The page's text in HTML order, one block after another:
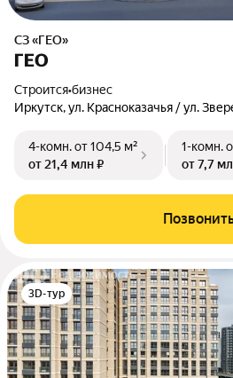
СЗ «ГЕО»
ГЕО
Строится•бизнес
Иркутск, ул. Красноказачья / ул.
4-комн.от 104,5 м²
от 21,4 млн ₽
1-комн.
от 7,7
3D-тур